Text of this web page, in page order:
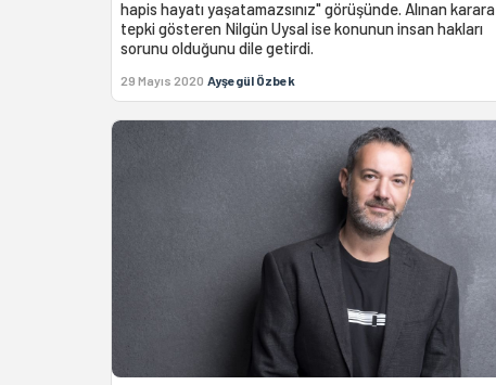
hapis hayatı yaşatamazsınız" görüşünde. Alınan karara
tepki gösteren Nilgün Uysal ise konunun insan hakları
sorunu olduğunu dile getirdi.
29 Mayıs 2020 Ayşegül Özbek